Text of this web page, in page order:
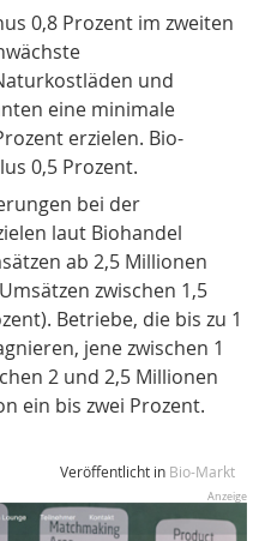
0,8 Prozent im zweiten
und
eine minimale
erzielen. Bio-
0,5 Prozent.
bei der
laut Biohandel
ab 2,5 Millionen
zwischen 1,5
Betriebe, die bis zu 1
jene zwischen 1
2 und 2,5 Millionen
ein bis zwei Prozent.
Veröffentlicht in Bio-Markt
Anzeige